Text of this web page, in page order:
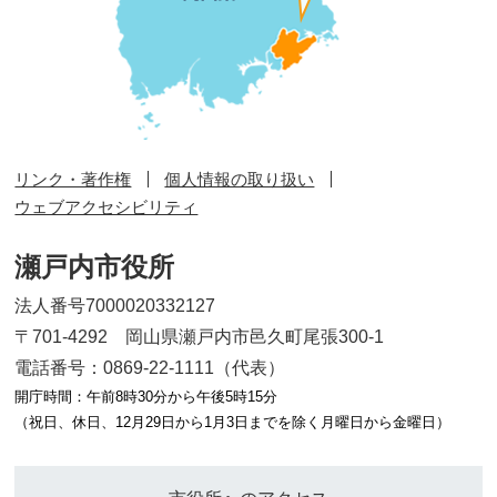
リンク・著作権
個人情報の取り扱い
ウェブアクセシビリティ
瀬戸内市役所
法人番号7000020332127
〒701-4292 岡山県瀬戸内市邑久町尾張300-1
電話番号：0869-22-1111（代表）
開庁時間：午前8時30分から午後5時15分
（祝日、休日、12月29日から1月3日までを除く月曜日から金曜日）